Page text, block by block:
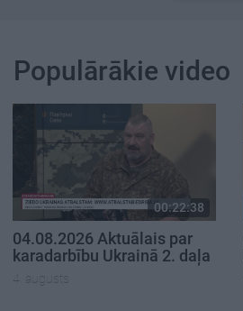
Populārākie video
00:22:38
04.08.2026 Aktuālais par
karadarbību Ukrainā 2. daļa
4. augusts